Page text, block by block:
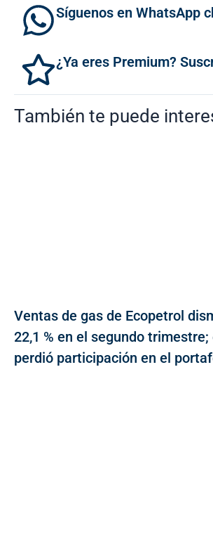
Síguenos en WhatsApp
¿Ya eres Premium?
También te puede
Ventas de gas de Ecopetrol
22,1 % en el segundo
perdió participación en el